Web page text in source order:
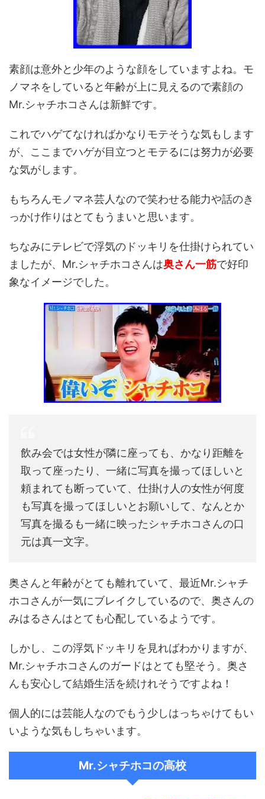
素顔は意外と少年のような顔をしていますよね。モ
ノマネをしていると年齢が上に見えるので素顔の
Mr.シャチホコさんは新鮮です。
これでハゲてなければかなりモテそうな気もします
が、ここまでハゲが目立つとモテるには努力が必要
な気がします。
もちろんモノマネ芸人なので笑わせる能力や話のき
っかけ作りはとてもうまいと思います。
ちなみにテレビで浮気のドッキリを仕掛けられてい
ましたが、Mr.シャチホコさんは奥さん一筋で好印
象なイメージでした。
飲み会では女性が隣に座っても、かなり距離を
取って座ったり、一緒に写真を撮ってほしいと
頼まれても断っていて、仕掛け人の女性が何度
も写真を撮ってほしいとお願いして、なんとか
写真を撮るも一緒に映ったシャチホコさんの口
元は真一文字。
奥さんと年齢がとても離れていて、最近Mr.シャチ
ホコさんが一気にブレイクしているので、奥さんの
みはるさんはとても心配しているようです。
しかし、この浮気ドッキリを見ればわかりますが、
Mr.シャチホコさんのガードはとても堅そう。奥さ
んも安心して結婚生活を続けれそうですよね！
個人的には芸能人なのでもう少しはっちゃけてもい
いような気もしちゃいます。
Mr.シャチホコの高校